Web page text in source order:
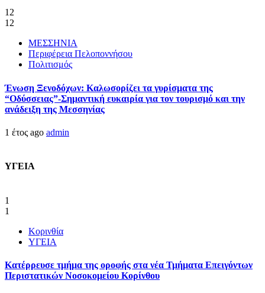
12
12
ΜΕΣΣΗΝΙΑ
Περιφέρεια Πελοποννήσου
Πολιτισμός
Ένωση Ξενοδόχων: Καλωσορίζει τα γυρίσματα της
“Οδύσσειας”-Σημαντική ευκαιρία για τον τουρισμό και την
ανάδειξη της Μεσσηνίας
1 έτος ago admin
ΥΓΕΙΑ
1
1
Κορινθία
ΥΓΕΙΑ
Kατέρρευσε τμήμα της οροφής στα νέα Τμήματα Επειγόντων
Περιστατικών Νοσοκομείου Κορίνθου